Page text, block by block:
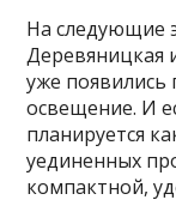
На следующие
Деревяницкая
уже
освещение. И
планируется
уединенных
компактной,